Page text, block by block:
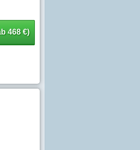
468 €)